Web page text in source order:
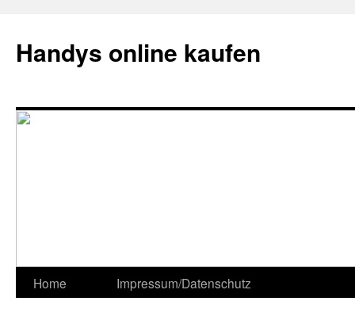
Handys online kaufen
Home Impressum/Datenschutz